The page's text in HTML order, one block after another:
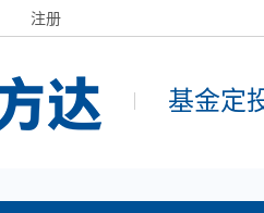
注册
基金定